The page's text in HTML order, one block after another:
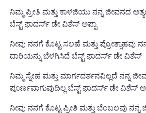
ನಿಮ್ಮ ಪ್ರೀತಿ ಮತ್ತು ಕಾಳಜಿಯು ನನ್ನ ಜೀವನದ
ಬೆಸ್ಟ್ ಫಾದರ್ಸ್ ಡೇ ವಿಶೆಸ್ ಅಪ್ಪಾ
ನೀವು ನನಗೆ ಕೊಟ್ಟ ಸಲಹೆ ಮತ್ತು ಪ್ರೋತ್ಸಾಹವು
ದಾರಿಯನ್ನು ಬೆಳಗಿಸಿದೆ ಬೆಸ್ಟ್ ಫಾದರ್ಸ್ ಡೇ ವಿಶೆಸ್
ನಿಮ್ಮ ಸ್ನೇಹ ಮತ್ತು ಮಾರ್ಗದರ್ಶನವಿಲ್ಲದೆ ನನ್ನ
ಪೂರ್ಣವಾಗುವುದಿಲ್ಲ ಬೆಸ್ಟ್ ಫಾದರ್ಸ್ ಡೇ ವಿಶೆಸ್
ನೀವು ನನಗೆ ಕೊಟ್ಟ ಪ್ರೀತಿ ಮತ್ತು ಬೆಂಬಲವು ನನ್ನ